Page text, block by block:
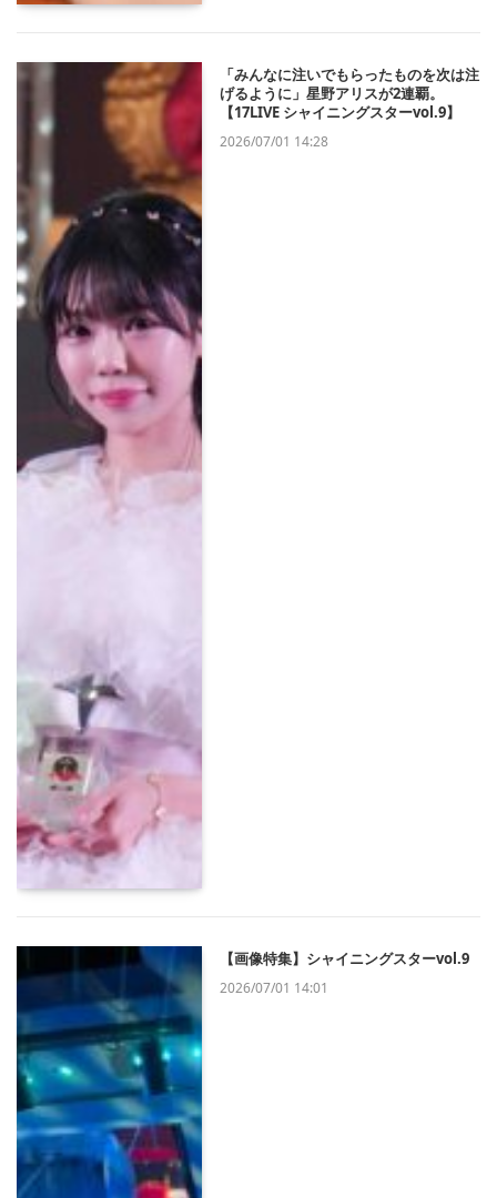
「みんなに注いでもらったものを次は注
げるように」星野アリスが2連覇。
【17LIVE シャイニングスターvol.9】
2026/07/01 14:28
【画像特集】シャイニングスターvol.9
2026/07/01 14:01